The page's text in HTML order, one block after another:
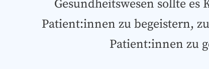
Gesundheitswesen sollte es
Patient:innen zu begeistern,
Patient:innen zu